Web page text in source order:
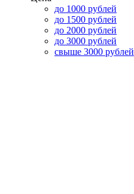
до 1000 рублей
до 1500 рублей
до 2000 рублей
до 3000 рублей
свыше 3000 рублей